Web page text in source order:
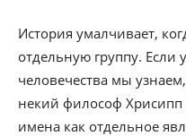
История умалчивает,
отдельную группу. Если
человечества мы
некий философ Хрисипп
имена как отдельное